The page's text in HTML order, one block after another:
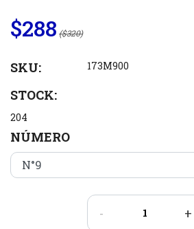
$288 ($320)
SKU: 173M900
STOCK:
204
NÚMERO
- +